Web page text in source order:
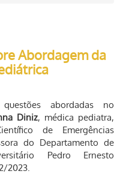
Abordagem da
abordadas no
Diniz, médica pediatra,
de Emergências
do Departamento de
Pedro Ernesto
2023.